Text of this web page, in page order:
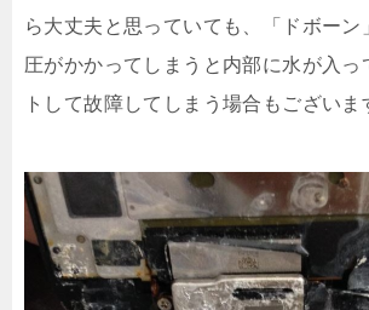
ら大丈夫と思っていても、「ドボーン
圧がかかってしまうと内部に水が入っ
トして故障してしまう場合もございま